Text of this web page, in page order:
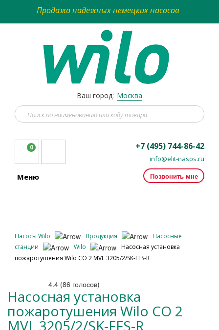
Продажа надежных немецких насосов
Ваш город: Москва
0 +7 (495) 744-86-42
info@elit-nasos.ru
Позвонить мне
Меню
Насосы Wilo Продукция
Насосные
станции
Wilo
Насосная установка
пожаротушения Wilo CO 2 MVL 3205/2/SK-FFS-R
4.4 (86 голосов)
Насосная установка
пожаротушения Wilo CO 2
MVL 3205/2/SK-FFS-R